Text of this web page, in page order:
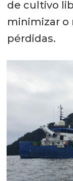
de cultivo
minimizar o
pérdidas.